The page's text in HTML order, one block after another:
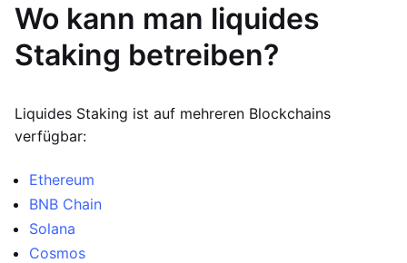
Wo kann man liquides
Staking betreiben?
Liquides Staking ist auf mehreren Blockchains
verfügbar:
Ethereum
BNB Chain
Solana
Cosmos